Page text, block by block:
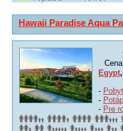
Hawaii Paradise Aqua
Egypt,
-
-
- Pre